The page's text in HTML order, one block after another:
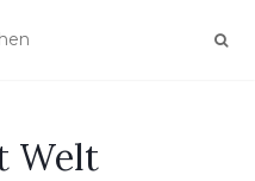
Welt